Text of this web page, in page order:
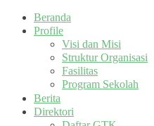
Beranda
Profile
Visi dan Misi
Struktur Organisasi
Fasilitas
Program Sekolah
Berita
Direktori